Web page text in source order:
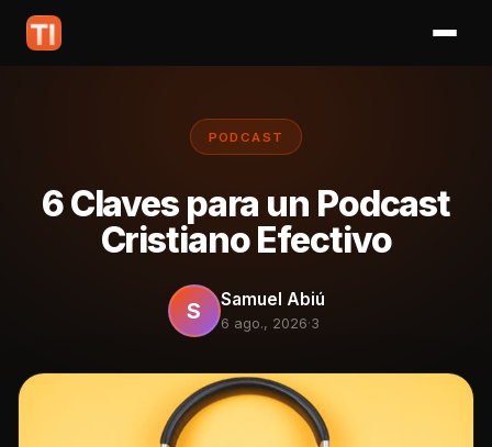
PODCAST
6 Claves para un Podcast
Cristiano Efectivo
S Samuel Abiú
6 ago., 2026·3